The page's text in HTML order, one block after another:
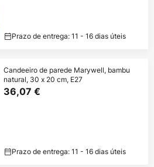
Prazo de entrega: 11 - 16 dias úteis
Candeeiro de parede Marywell, bambu
natural, 30 x 20 cm, E27
36,07 €
Prazo de entrega: 11 - 16 dias úteis